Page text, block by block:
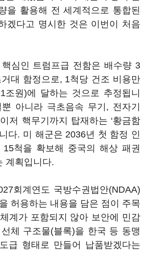
을 활용해 전 세계적으로 통합된
겠다고 명시한 것은 이번이 처음
심인 트럼프급 전함은 배수량 3
대 함정으로, 1척당 건조 비용만
조원)에 달하는 것으로 추정됩니
아니라 극초음속 무기, 전자기
저 핵무기까지 탑재하는 ‘황금함
다. 미 해군은 2036년 첫 함정 인
척을 확보해 중국의 해상 패권
계획입니다.
회계연도 국방수권법안(NDAA)
허용하는 내용을 담은 점이 주목
계가 포함되지 않아 보안에 민감
체 구조물(블록)을 한국 등 동맹
급 형태로 만들어 납품받겠다는